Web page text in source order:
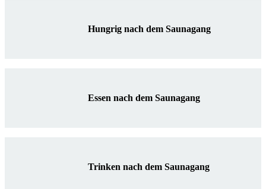
Hungrig nach dem Saunagang
Essen nach dem Saunagang
Trinken nach dem Saunagang